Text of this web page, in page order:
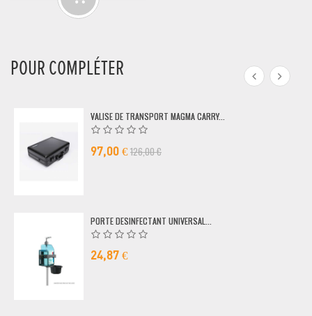
POUR COMPLÉTER
VALISE DE TRANSPORT MAGMA CARRY...
97,00 €126,00 €
PORTE DESINFECTANT UNIVERSAL...
24,87 €